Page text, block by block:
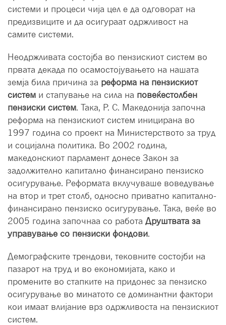
системи и процеси чија цел е да одговорат на
предизвиците и да осигураат одржливост на
самите системи.
Неодржливата состојба во пензискиот систем во
првата декада по осамостојувањето на нашата
земја била причина за реформа на пензискиот
систем и стапување на сила на повеќестолбен
пензиски систем. Така, Р. С. Македонија започна
реформа на пензискиот систем иницирана во
1997 година со проект на Министерството за труд
и социјална политика. Во 2002 година,
македонскиот парламент донесе Закон за
задолжително капитално финансирано пензиско
осигурување. Реформата вклучуваше воведување
на втор и трет столб, односно приватно капитално-
финансирано пензиско осигурување. Така, веќе во
2005 година започнаа со работа Друштвата за
управување со пензиски фондови.
Демографските трендови, тековните состојби на
пазарот на труд и во економијата, како и
промените во стапките на придонес за пензиско
осигурување во минатото се доминантни фактори
кои имаат влијание врз одржливоста на пензискиот
систем.